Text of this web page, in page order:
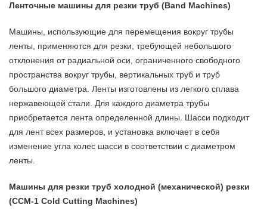
Ленточные машины для резки труб (Band Machines)
Машины, использующие для перемещения вокруг трубы
ленты, применяются для резки, требующей небольшого
отклонения от радиальной оси, ограниченного свободного
пространства вокруг трубы, вертикальных труб и труб
большого диаметра. Ленты изготовлены из легкого сплава
нержавеющей стали. Для каждого диаметра трубы
приобретается лента определенной длины. Шасси подходит
для лент всех размеров, и установка включает в себя
изменение угла колес шасси в соответствии с диаметром
ленты.
Машины для резки труб холодной (механической) резки
(CСM-1 Cold Cutting Machines)